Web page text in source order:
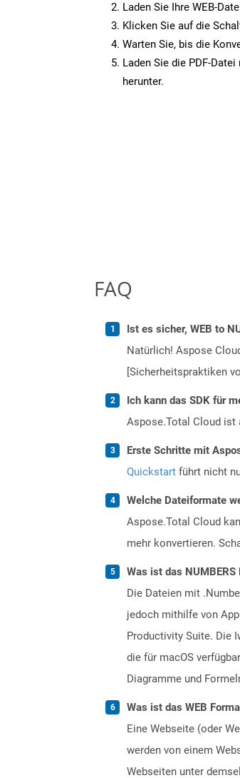
Laden Sie Ihre WEB-
Klicken Sie auf die
Warten Sie, bis die
Laden Sie die PDF-
herunter.
FAQ
Ist es sicher, WEB to
Natürlich! Aspose
[Sicherheitspraktiken
Ich kann das SDK für
Aspose.Total Cloud ist
Erste Schritte mit
Quickstart führt nicht
Welche Dateiformate
Aspose.Total Cloud
mehr konvertieren.
Was ist das NUMBERS
Die Dateien mit
jedoch mithilfe von
Productivity Suite. Die
die für macOS
Diagramme und
Was ist das WEB
Eine Webseite (oder
werden von einem
Webseiten unter